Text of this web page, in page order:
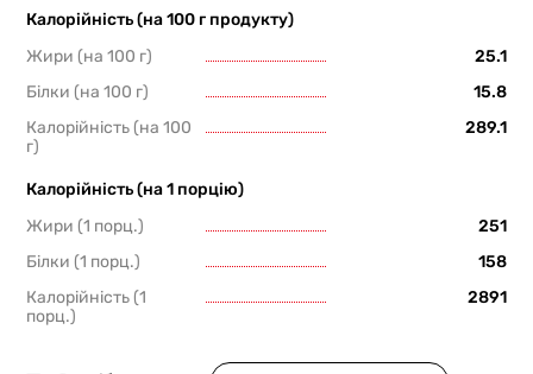
Калорійність (на 100 г продукту)
Жири (на 100 г)
25.1
Білки (на 100 г)
15.8
Калорійність (на 100
г)
289.1
Калорійність (на 1 порцію)
Жири (1 порц.)
251
Білки (1 порц.)
158
Калорійність (1
порц.)
2891